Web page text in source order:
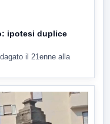
ipotesi duplice
il 21enne alla